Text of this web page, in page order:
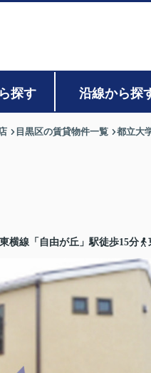
探す 沿線から探
目黒区の賃貸物件一覧 都立大
横線「自由が丘」駅徒歩15分